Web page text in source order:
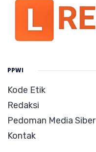
PPWI
Kode Etik
Redaksi
Pedoman Media Siber
Kontak